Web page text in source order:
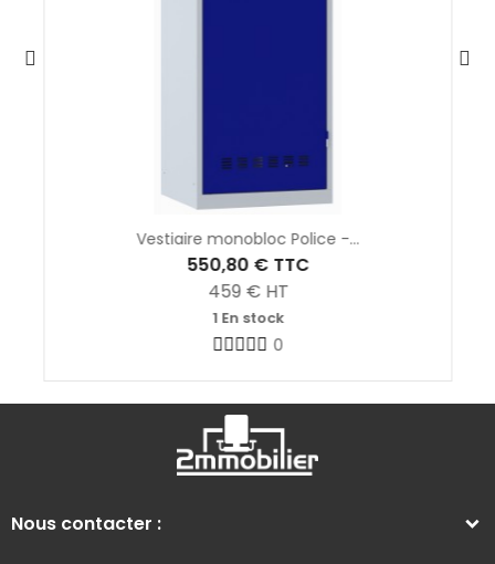
Vestiaire monobloc Police -...
550,80 € TTC
459 € HT
1 En stock
0
Nous contacter :